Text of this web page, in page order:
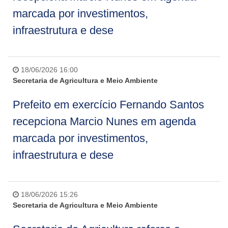
marcada por investimentos,
infraestrutura e dese
18/06/2026 16:00
Secretaria de Agricultura e Meio Ambiente
Prefeito em exercício Fernando Santos
recepciona Marcio Nunes em agenda
marcada por investimentos,
infraestrutura e dese
18/06/2026 15:26
Secretaria de Agricultura e Meio Ambiente